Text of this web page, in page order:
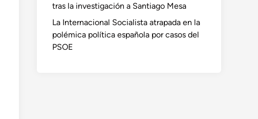
tras la investigación a Santiago Mesa
La Internacional Socialista atrapada en la
polémica política española por casos del
PSOE